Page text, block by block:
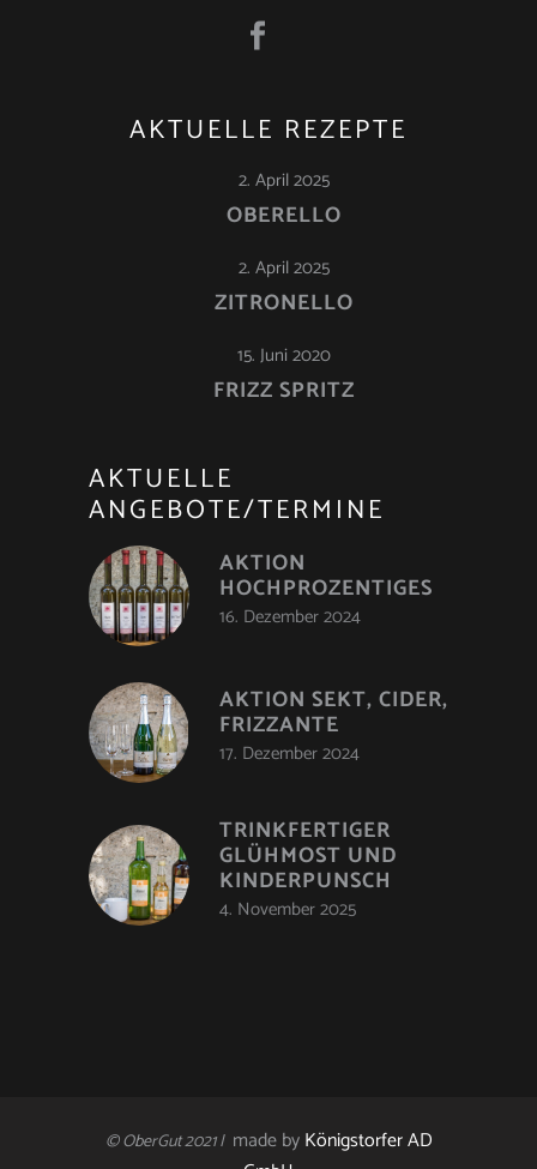
AKTUELLE REZEPTE
2. April 2025
OBERELLO
2. April 2025
ZITRONELLO
15. Juni 2020
FRIZZ SPRITZ
AKTUELLE
ANGEBOTE/TERMINE
AKTION
HOCHPROZENTIGES
16. Dezember 2024
AKTION SEKT, CIDER,
FRIZZANTE
17. Dezember 2024
TRINKFERTIGER
GLÜHMOST UND
KINDERPUNSCH
4. November 2025
© OberGut 2021 | made byKönigstorfer AD